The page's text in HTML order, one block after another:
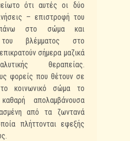
ότι αυτές οι δύο
– επιστροφή του
πάνω στο σώμα και
βλέμματος στο
σήμερα μαζικά
θεραπείας.
φορείς που θέτουν σε
κοινωνικό σώμα το
απολαμβάνουσα
από τα ζωντανά
πλήττονται εφεξής